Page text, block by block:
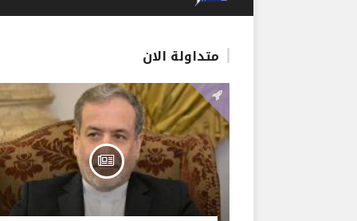
متداولة الان